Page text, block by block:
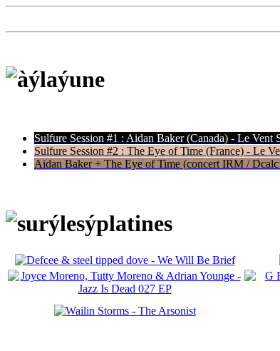
Sulfure Session #1 : Aidan Baker (Canada) - Le Vent
Sulfure Session #2 : The Eye of Time (France) - Le
Aidan Baker + The Eye of Time (concert IRM /